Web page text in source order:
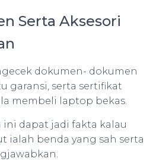
Serta Aksesori
dokumen- dokumen
garansi, serta sertifikat
membeli laptop bekas.
dapat jadi fakta kalau
ialah benda yang sah serta